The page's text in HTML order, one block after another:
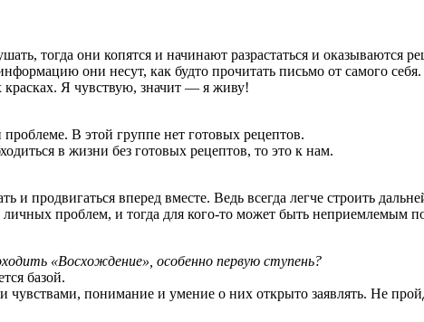
тогда они копятся и начинают разрастаться и оказываются
они несут, как будто прочитать письмо от самого себя.
красках. Я чувствую, значит — я живу!
В этой группе нет готовых рецептов.
в жизни без готовых рецептов, то это к нам.
продвигаться вперед вместе. Ведь всегда легче строить
проблем, и тогда для кого-то может быть неприемлемым
«Восхождение», особенно первую ступень?
базой.
понимание и умение о них открыто заявлять. Не